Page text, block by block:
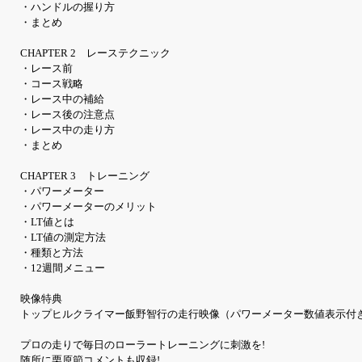
・ハンドルの握り方
・まとめ
CHAPTER 2 レーステクニック
・レース前
・コース戦略
・レース中の補給
・レース後の注意点
・レース中の走り方
・まとめ
CHAPTER 3 トレーニング
・パワーメーター
・パワーメーターのメリット
・LT値とは
・LT値の測定方法
・種類と方法
・12週間メニュー
映像特典
トップヒルクライマー飯野智行の走行映像（パワーメーター数値表示付
プロの走りで毎日のローラートレーニングに刺激を!